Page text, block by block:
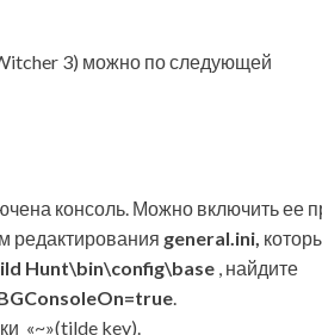
3) можно по следующей
консоль. Можно включить ее
редактирования general.ini,
Hunt\bin\config\base , найдите
«~»(tilde key).